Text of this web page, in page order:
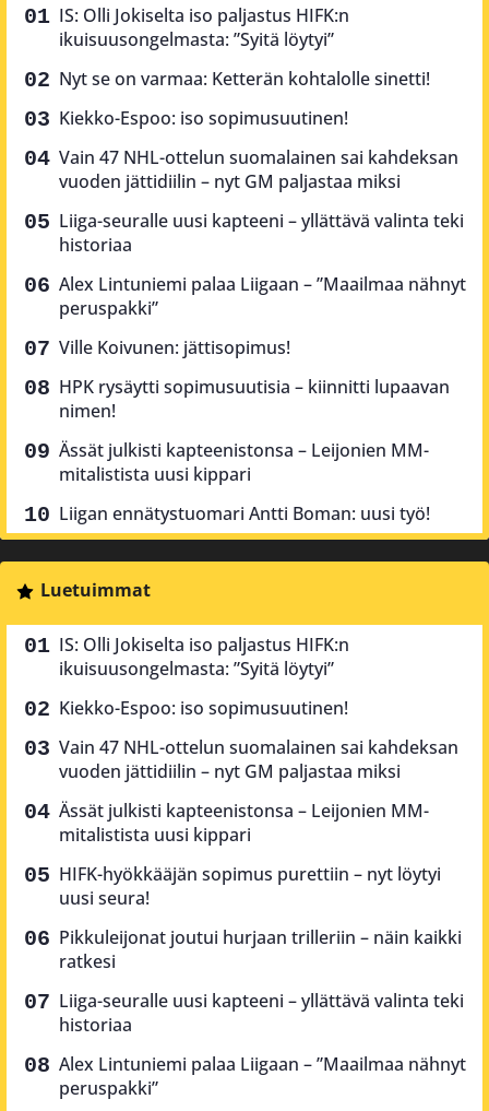
IS: Olli Jokiselta iso paljastus HIFK:n
ikuisuusongelmasta: ”Syitä löytyi”
Nyt se on varmaa: Ketterän kohtalolle sinetti!
Kiekko-Espoo: iso sopimusuutinen!
Vain 47 NHL-ottelun suomalainen sai kahdeksan
vuoden jättidiilin – nyt GM paljastaa miksi
Liiga-seuralle uusi kapteeni – yllättävä valinta teki
historiaa
Alex Lintuniemi palaa Liigaan – ”Maailmaa nähnyt
peruspakki”
Ville Koivunen: jättisopimus!
HPK rysäytti sopimusuutisia – kiinnitti lupaavan
nimen!
Ässät julkisti kapteenistonsa – Leijonien MM-
mitalistista uusi kippari
Liigan ennätystuomari Antti Boman: uusi työ!
Luetuimmat
IS: Olli Jokiselta iso paljastus HIFK:n
ikuisuusongelmasta: ”Syitä löytyi”
Kiekko-Espoo: iso sopimusuutinen!
Vain 47 NHL-ottelun suomalainen sai kahdeksan
vuoden jättidiilin – nyt GM paljastaa miksi
Ässät julkisti kapteenistonsa – Leijonien MM-
mitalistista uusi kippari
HIFK-hyökkääjän sopimus purettiin – nyt löytyi
uusi seura!
Pikkuleijonat joutui hurjaan trilleriin – näin kaikki
ratkesi
Liiga-seuralle uusi kapteeni – yllättävä valinta teki
historiaa
Alex Lintuniemi palaa Liigaan – ”Maailmaa nähnyt
peruspakki”